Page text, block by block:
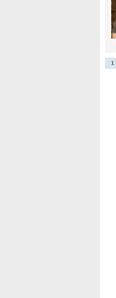
1